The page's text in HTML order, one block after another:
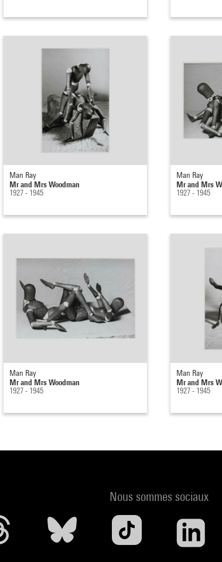
Man Ray
Mr and Mrs Woodman
1927 - 1945
Man Ray
Mr and Mrs
1927 - 1945
Man Ray
Mr and Mrs Woodman
1927 - 1945
Man Ray
Mr and Mrs
1927 - 1945
Nous sommes sociaux